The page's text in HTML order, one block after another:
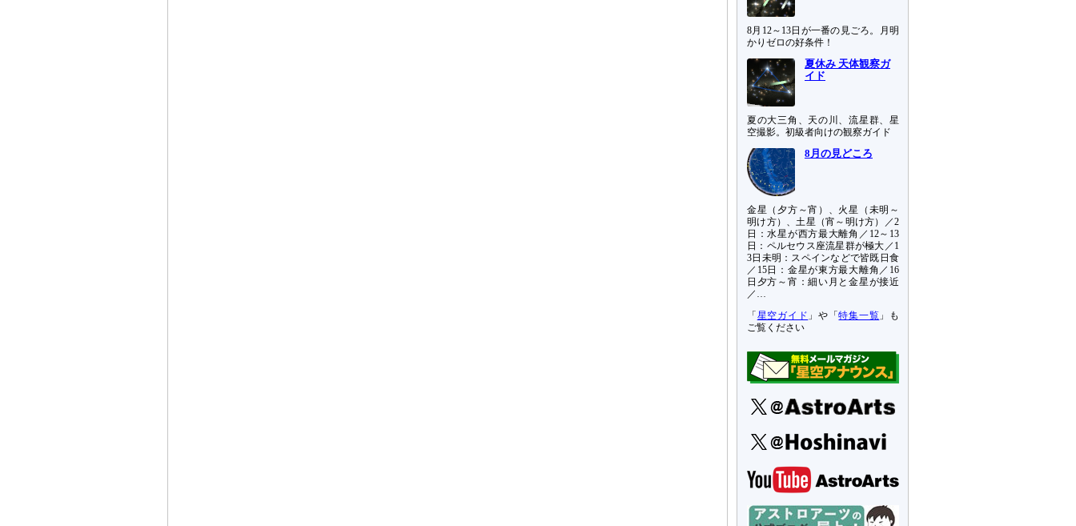
8月12～13日が一番の見ごろ。月明
かりゼロの好条件！
夏休み 天体観察ガ
イド
夏の大三角、天の川、流星群、星
空撮影。初級者向けの観察ガイド
8月の見どころ
金星（夕方～宵）、火星（未明～
明け方）、土星（宵～明け方）／2
日：水星が西方最大離角／12～13
日：ペルセウス座流星群が極大／1
3日未明：スペインなどで皆既日食
／15日：金星が東方最大離角／16
日夕方～宵：細い月と金星が接近
／…
「 星空ガイド 」や「特集一覧 」も
ご覧ください